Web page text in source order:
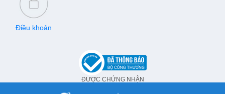
Điều khoản
ĐƯỢC CHỨNG NHẬN